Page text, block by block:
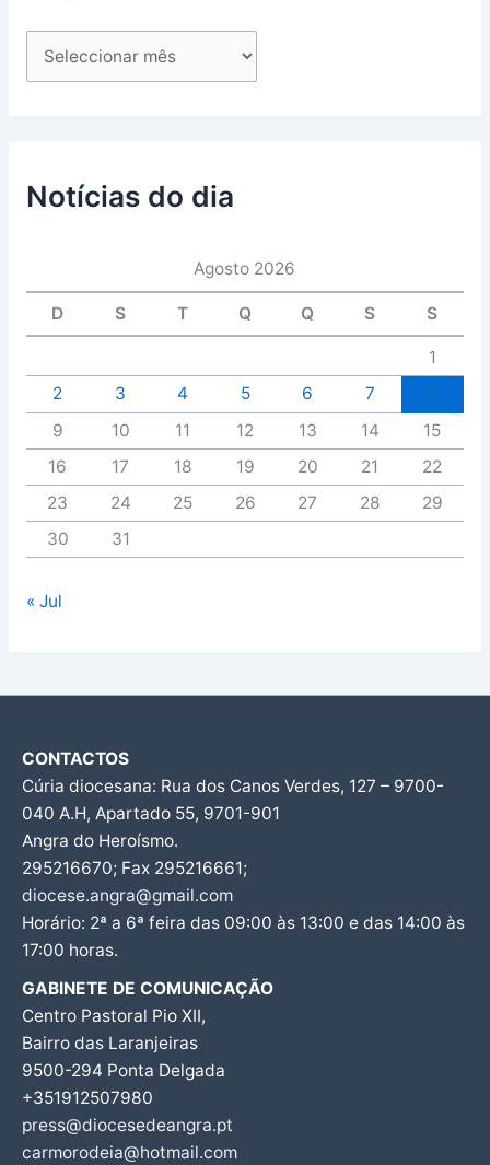
Notícias do dia
Agosto 2026
D S T Q Q S S
1
2
3 4 5 6 7
9
10 11 12 13 14
15
16
17 18 19 20 21
22
23
24 25 26 27 28
29
30
31
« Jul
CONTACTOS
Cúria diocesana: Rua dos Canos Verdes, 127 – 9700-
040 A.H, Apartado 55, 9701-901
Angra do Heroísmo.
295216670; Fax 295216661;
diocese.angra@gmail.com
Horário: 2ª a 6ª feira das 09:00 às 13:00 e das 14:00 às
17:00 horas.
GABINETE DE COMUNICAÇÃO
Centro Pastoral Pio XII,
Bairro das Laranjeiras
9500-294 Ponta Delgada
+351912507980
press@diocesedeangra.pt
carmorodeia@hotmail.com